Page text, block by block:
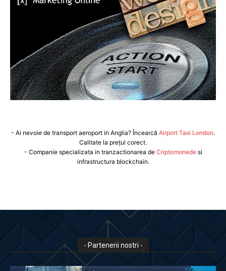
- Ai nevoie de transport aeroport in Anglia? Încearcă Airport Taxi London.
Calitate la prețul corect.
- Companie specializata in tranzactionarea de Criptomonedesi
infrastructura blockchain.
- Partenerii nostri -